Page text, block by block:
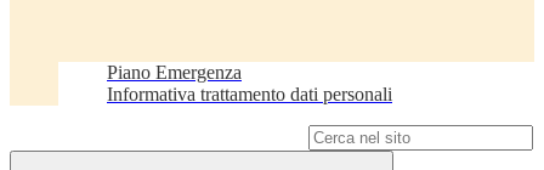
Piano Emergenza
Informativa trattamento dati personali